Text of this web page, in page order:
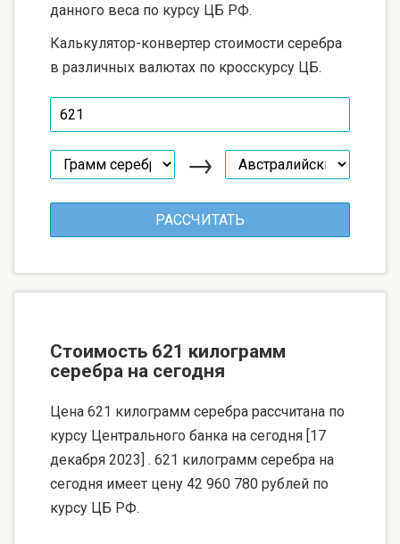
данного веса по курсу ЦБ РФ.
Калькулятор-конвертер стоимости серебра
в различных валютах по кросскурсу ЦБ.
→
Стоимость 621 килограмм
серебра на сегодня
Цена 621 килограмм серебра рассчитана по
курсу Центрального банка на сегодня [17
декабря 2023] . 621 килограмм серебра на
сегодня имеет цену 42 960 780 рублей по
курсу ЦБ РФ.